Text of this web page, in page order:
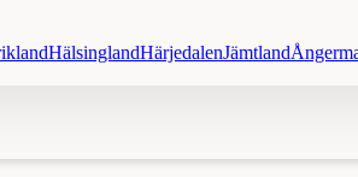
HälsinglandHärjedalenJämtland